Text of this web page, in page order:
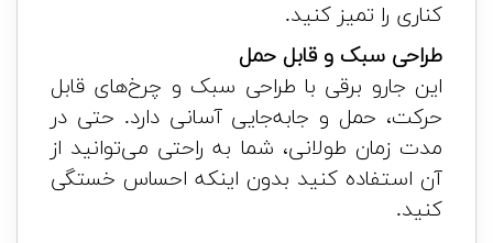
کناری را تمیز کنید.
طراحی سبک و قابل حمل
این جارو برقی با طراحی سبک و چرخ‌های قابل
حرکت، حمل و جابه‌جایی آسانی دارد. حتی در
مدت زمان طولانی، شما به راحتی می‌توانید از
آن استفاده کنید بدون اینکه احساس خستگی
کنید.